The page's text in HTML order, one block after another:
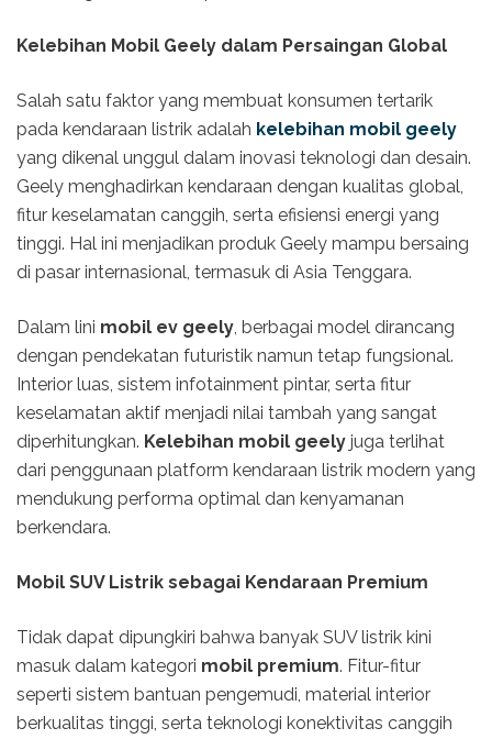
Kelebihan Mobil Geely dalam Persaingan Global
Salah satu faktor yang membuat konsumen tertarik
pada kendaraan listrik adalah kelebihan mobil geely
yang dikenal unggul dalam inovasi teknologi dan desain.
Geely menghadirkan kendaraan dengan kualitas global,
fitur keselamatan canggih, serta efisiensi energi yang
tinggi. Hal ini menjadikan produk Geely mampu bersaing
di pasar internasional, termasuk di Asia Tenggara.
Dalam lini mobil ev geely, berbagai model dirancang
dengan pendekatan futuristik namun tetap fungsional.
Interior luas, sistem infotainment pintar, serta fitur
keselamatan aktif menjadi nilai tambah yang sangat
diperhitungkan. Kelebihan mobil geely juga terlihat
dari penggunaan platform kendaraan listrik modern yang
mendukung performa optimal dan kenyamanan
berkendara.
Mobil SUV Listrik sebagai Kendaraan Premium
Tidak dapat dipungkiri bahwa banyak SUV listrik kini
masuk dalam kategori mobil premium. Fitur-fitur
seperti sistem bantuan pengemudi, material interior
berkualitas tinggi, serta teknologi konektivitas canggih